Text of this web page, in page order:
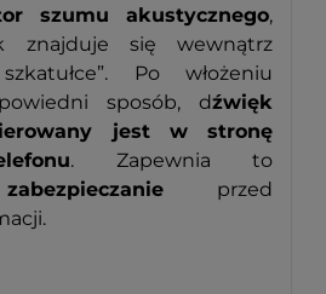
szumu akustycznego,
znajduje się wewnątrz
Po włożeniu
sposób, dźwięk
jest w stronę
. Zapewnia to
przed